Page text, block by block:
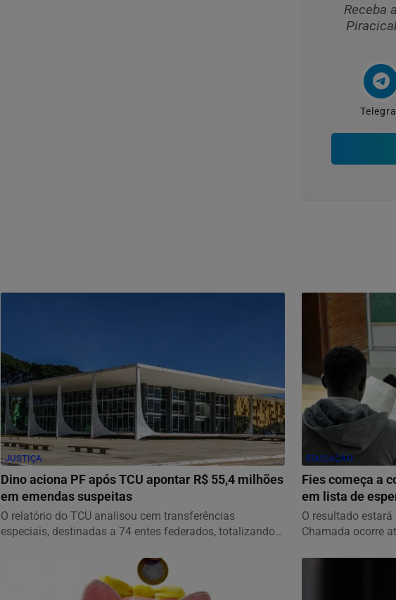
Receba
JUSTIÇA
Dino aciona PF após TCU apontar R$ 55,4 milhões
em emendas suspeitas
O relatório do TCU analisou cem transferências
especiais, destinadas a 74 entes federados, totalizando
EDUCAÇÃO
Fies começa a
em lista de
O resultado
Chamada ocorre